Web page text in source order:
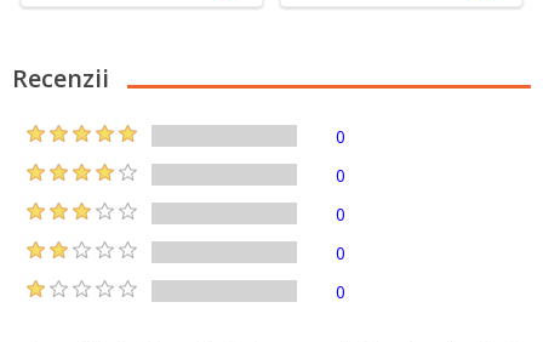
Recenzii
0
0
0
0
0